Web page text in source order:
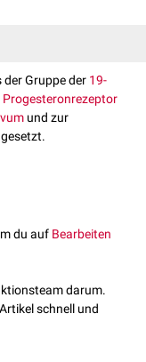
der Gruppe der 19-
Progesteronrezeptor
und zur
du auf Bearbeiten
darum.
schnell und